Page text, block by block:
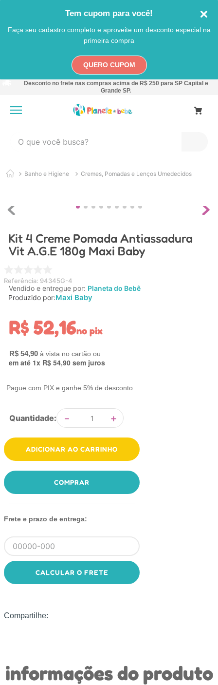
Tem cupom para você!
Faça seu cadastro completo e aproveite um desconto especial na
primeira compra
QUERO CUPOM
Desconto no frete nas compras acima de R$ 250 para SP Capital e
Grande SP.
Banho e Higiene Cremes, Pomadas e Lenços Umedecidos
Kit 4 Creme Pomada Antiassadura
Vit A.G.E 180g Maxi Baby
Referência: 94345G-4
Vendido e entregue por: Planeta do Bebê
Produzido por:Maxi Baby
R$ 52,16no pix
R$ 54,90
em até 1x R$ 54,90 sem juros
Pague com PIX e ganhe 5% de desconto.
Quantidade ＋
－
ADICIONAR AO CARRINHO
COMPRAR
Frete e prazo de entrega:
CALCULAR O FRETE
Compartilhe:
informações do produto
1 º
carro
5
chupeta
7º
mamadeira
8º
carrinho
10º brinquedo